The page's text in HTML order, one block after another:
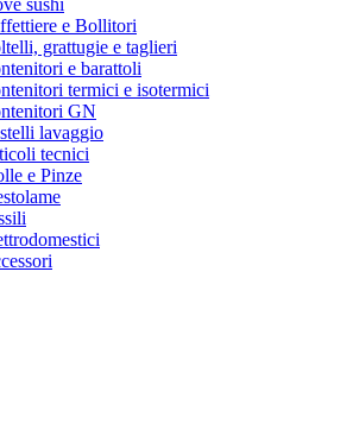
e Bollitori
grattugie e taglieri
e barattoli
termici e isotermici
GN
lavaggio
tecnici
e Pinze